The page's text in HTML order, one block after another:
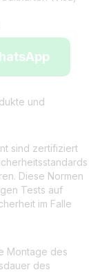
und
sind zertifiziert
Diese Normen
Tests auf
im Falle
Montage des
des